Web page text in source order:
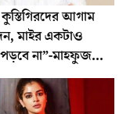
আগাম
মাইর একটাও
পড়বে না”-মাহফুজ...